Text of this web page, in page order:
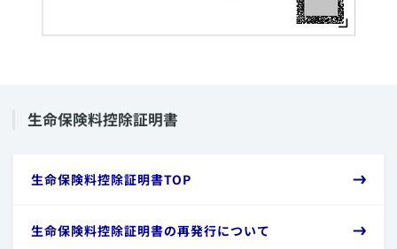
​生命保険料控除証明書
​生命保険料控除証明書TOP
​生命保険料控除証明書の再発行について